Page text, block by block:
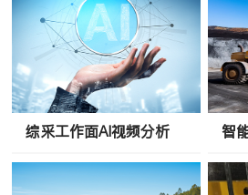
综采工作面AI视频分析